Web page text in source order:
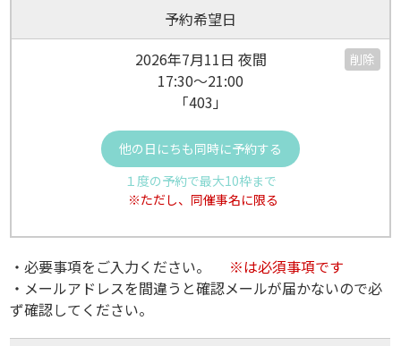
予約希望日
2026年7月11日 夜間
17:30～21:00
「403」
削除
他の日にちも同時に予約する
１度の予約で最大10枠まで
※ただし、同催事名に限る
・必要事項をご入力ください。
※は必須事項です
・メールアドレスを間違うと確認メールが届かないので必
ず確認してください。